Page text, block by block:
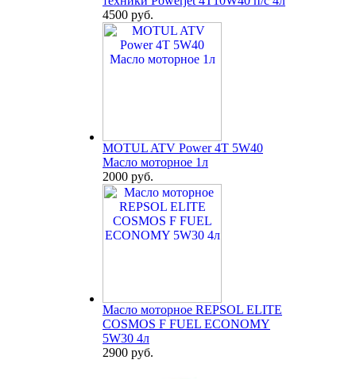
4500 руб.
MOTUL ATV Power 4T 5W40
Масло моторное 1л
2000 руб.
Масло моторное REPSOL ELITE
COSMOS F FUEL ECONOMY
5W30 4л
2900 руб.